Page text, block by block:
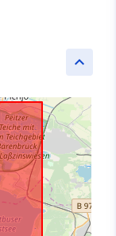
keyboard_arrow_up